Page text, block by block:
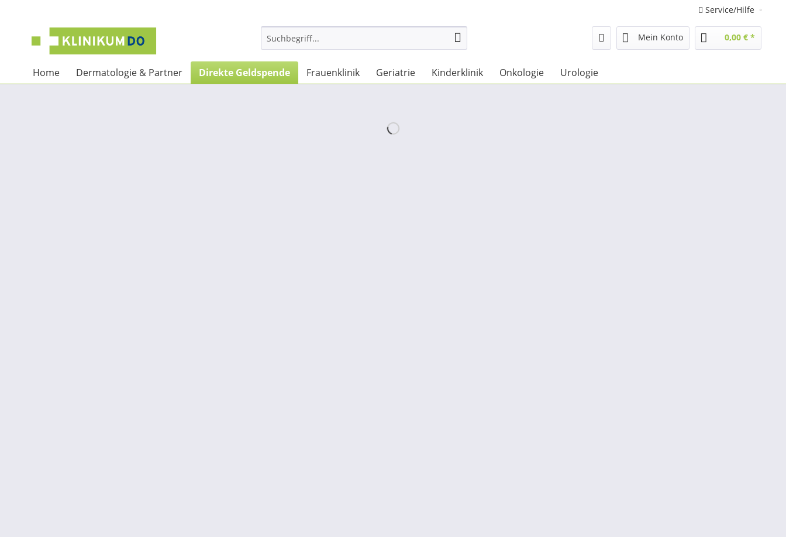
Service/Hilfe
Mein Konto 0,00 € *
Home Dermatologie & Partner Direkte Geldspende Frauenklinik Geriatrie Kinderklinik Onkologie Urologie